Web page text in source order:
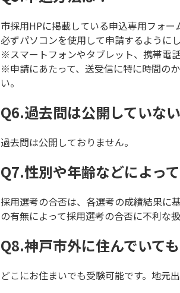
市採用HPに掲載している申込専用フォー
必ずパソコンを使用して申請するように
※スマートフォンやタブレット、携帯電
※申請にあたって、送受信に特に時間の
い。
Q6.過去問は公開していな
過去問は公開しておりません。
Q7.性別や年齢などによっ
採用選考の合否は、各選考の成績結果に
の有無によって採用選考の合否に不利な
Q8.神戸市外に住んでいて
どこにお住まいでも受験可能です。地元